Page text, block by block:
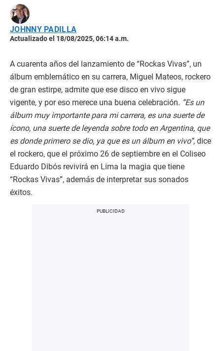
JOHNNY PADILLA
Actualizado el 18/08/2025, 06:14 a.m.
A cuarenta años del lanzamiento de “Rockas Vivas”, un
álbum emblemático en su carrera, Miguel Mateos, rockero
de gran estirpe, admite que ese disco en vivo sigue
vigente, y por eso merece una buena celebración. “Es un
álbum muy importante para mi carrera, es una suerte de
ícono, una suerte de leyenda sobre todo en Argentina, que
es donde primero se dio, ya que es un álbum en vivo”, dice
el rockero, que el próximo 26 de septiembre en el Coliseo
Eduardo Dibós revivirá en Lima la magia que tiene
“Rockas Vivas”, además de interpretar sus sonados
éxitos.